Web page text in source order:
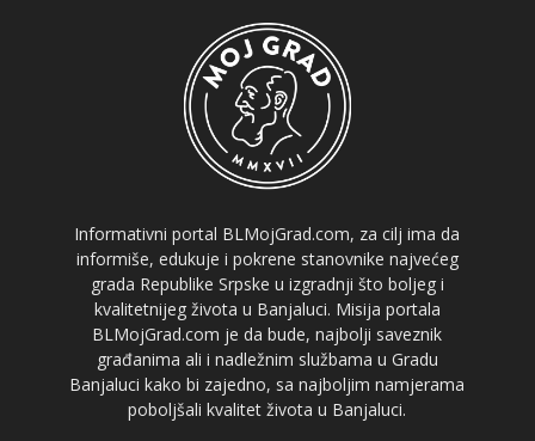
Informativni portal BLMojGrad.com, za cilj ima da
informiše, edukuje i pokrene stanovnike najvećeg
grada Republike Srpske u izgradnji što boljeg i
kvalitetnijeg života u Banjaluci. Misija portala
BLMojGrad.com je da bude, najbolji saveznik
građanima ali i nadležnim službama u Gradu
Banjaluci kako bi zajedno, sa najboljim namjerama
poboljšali kvalitet života u Banjaluci.